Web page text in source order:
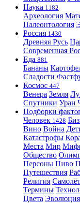
Наука 1182
Археология
Палеонтология
Россия 1430
Древняя Русь
Современная
Еда 881
Бананы
Сладости
Космос 447
Венера Земля
Спутники Уран
Подборки
Человек 1428
Вино Война
Катастрофы
Места Мир
Общество
Персоны Пиво
Путешествия
Религия
Термины
Цвета Эволюция